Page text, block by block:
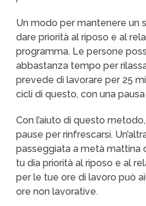
Un modo per mantenere un
dare priorità al riposo e al
programma. Le persone
abbastanza tempo per
prevede di lavorare per 25
cicli di questo, con una
Con l’aiuto di questo
pause per rinfrescarsi.
passeggiata a metà mattina
tu dia priorità al riposo e al
per le tue ore di lavoro può
ore non lavorative.